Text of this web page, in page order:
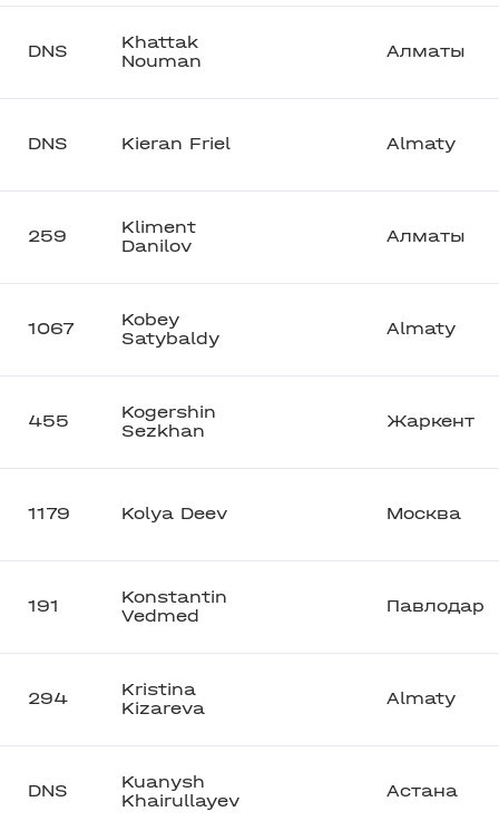
DNS
Khattak
Nouman
Алматы
DNS Kieran Friel Almaty
259
Kliment
Danilov
Алматы
1067
Kobey
Satybaldy
Almaty
455
Kogershin
Sezkhan
Жаркент
1179 Kolya Deev Москва
191
Konstantin
Vedmed
Павлодар
294
Kristina
Kizareva
Almaty
DNS
Kuanysh
Khairullayev
Астана